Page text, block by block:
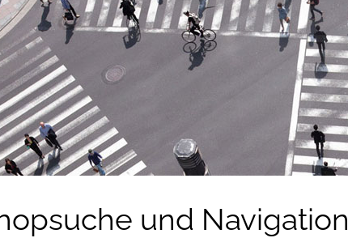
und Navigation